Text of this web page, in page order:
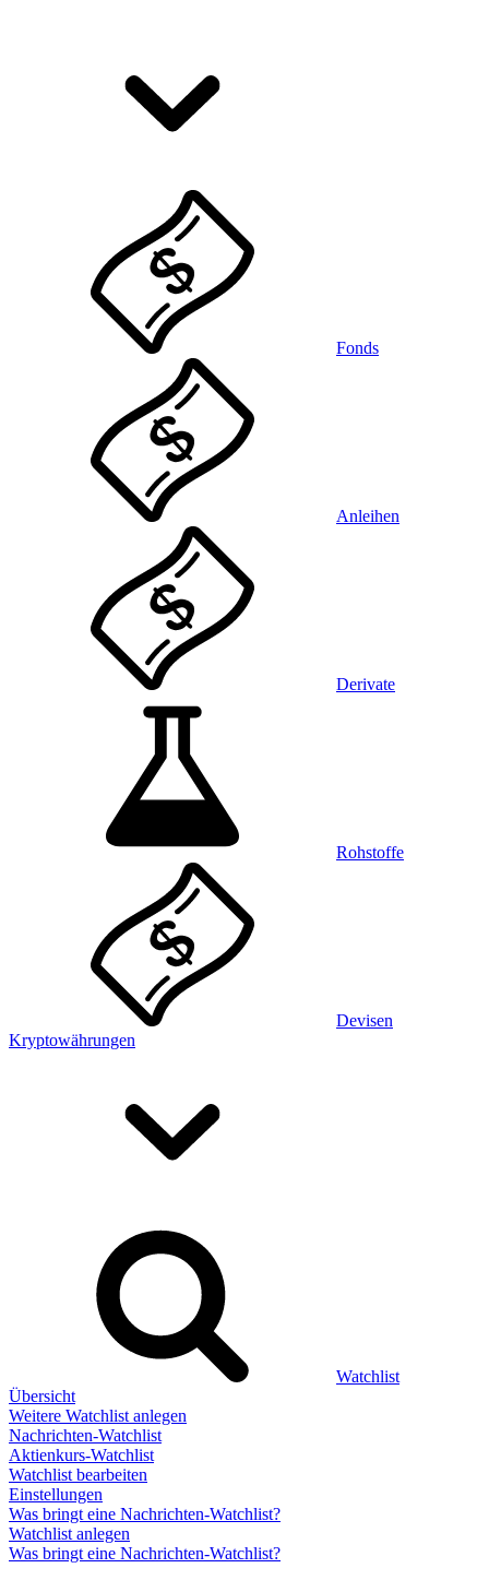
Fonds
Anleihen
Derivate
Rohstoffe
Devisen
Kryptowährungen
Watchlist
Übersicht
Weitere Watchlist anlegen
Nachrichten-Watchlist
Aktienkurs-Watchlist
Watchlist bearbeiten
Einstellungen
Was bringt eine Nachrichten-Watchlist?
Watchlist anlegen
Was bringt eine Nachrichten-Watchlist?